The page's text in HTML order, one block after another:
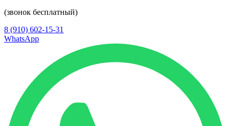
(звонок бесплатный)
8 (910) 602-15-31
WhatsApp